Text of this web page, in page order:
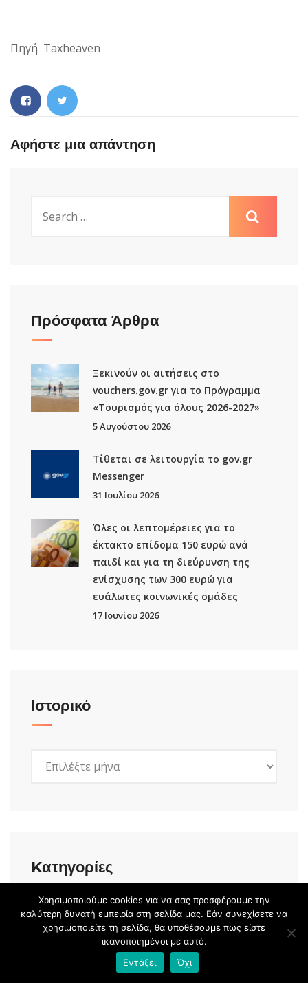
Πηγή Taxheaven
Αφήστε μια απάντηση
Πρόσφατα Άρθρα
Ξεκινούν οι αιτήσεις στο
vouchers.gov.gr για το Πρόγραμμα
«Τουρισμός για όλους 2026-2027»
5 Αυγούστου 2026
Τίθεται σε λειτουργία το gov.gr
Μessenger
31 Ιουλίου 2026
Όλες οι λεπτομέρειες για το
έκτακτο επίδομα 150 ευρώ ανά
παιδί και για τη διεύρυνση της
ενίσχυσης των 300 ευρώ για
ευάλωτες κοινωνικές ομάδες
17 Ιουνίου 2026
Ιστορικό
Kατηγορίες
Kατηγορίες
Χρησιμοποιούμε cookies για να σας προσφέρουμε την
καλύτερη δυνατή εμπειρία στη σελίδα μας. Εάν συνεχίσετε να
χρησιμοποιείτε τη σελίδα, θα υποθέσουμε πως είστε
ικανοποιημένοι με αυτό.
Εντάξει
Όχι